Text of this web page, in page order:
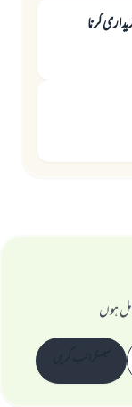
كرنا
ہوں